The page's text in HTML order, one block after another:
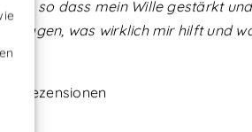
so dass mein Wille gestärkt
was wirklich mir hilft und
Rezensionen